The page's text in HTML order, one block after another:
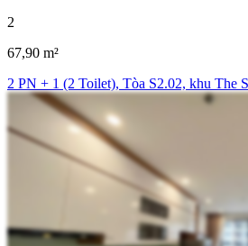
2
67,90 m²
2 PN + 1 (2 Toilet), Tòa S2.02, khu The